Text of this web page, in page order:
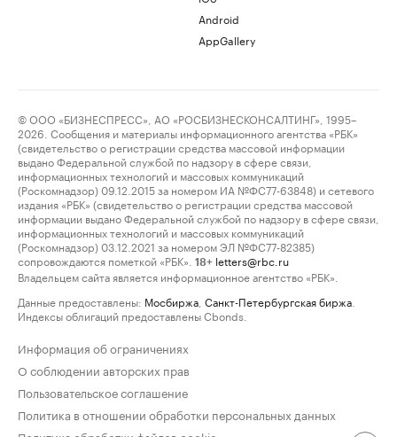
Android
AppGallery
© ООО «БИЗНЕСПРЕСС», АО «РОСБИЗНЕСКОНСАЛТИНГ», 1995–
2026. Сообщения и материалы информационного агентства «РБК»
(свидетельство о регистрации средства массовой информации
выдано Федеральной службой по надзору в сфере связи,
информационных технологий и массовых коммуникаций
(Роскомнадзор) 09.12.2015 за номером ИА №ФС77-63848) и сетевого
издания «РБК» (свидетельство о регистрации средства массовой
информации выдано Федеральной службой по надзору в сфере связи,
информационных технологий и массовых коммуникаций
(Роскомнадзор) 03.12.2021 за номером ЭЛ №ФС77-82385)
сопровождаются пометкой «РБК».
18+ letters@rbc.ru
Владельцем сайта является информационное агентство «РБК».
Данные предоставлены: Мосбиржа Санкт-Петербургская биржа
Индексы облигаций предоставлены Cbonds.
Информация об ограничениях
О соблюдении авторских прав
Пользовательское соглашение
Политика в отношении обработки персональных данных